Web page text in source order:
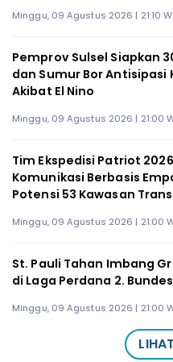
Minggu, 09 Agustus 2026 | 21:10
Pemprov Sulsel Siapkan
dan Sumur Bor Antisipasi
Akibat El Nino
Minggu, 09 Agustus 2026 | 21:00
Tim Ekspedisi Patriot
Komunikasi Berbasis
Potensi 53 Kawasan
Minggu, 09 Agustus 2026 | 21:00
St. Pauli Tahan Imbang
di Laga Perdana 2.
Minggu, 09 Agustus 2026 | 21:00